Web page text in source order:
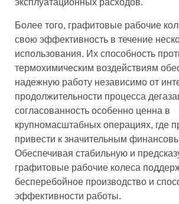
эксплуатационных расходов.
Более того, графитовые рабочие
свою эффективность в течение
использования. Их способность
термохимическим воздействиям
надежную работу независимо от
продолжительности процесса
согласованность особенно ценна в
крупномасштабных операциях, где
привести к значительным
Обеспечивая стабильную и
графитовые рабочие колеса
бесперебойное производство и
эффективности работы.